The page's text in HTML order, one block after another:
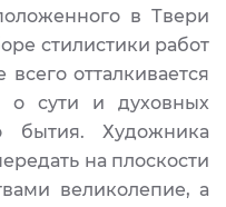
в Твери
стилистики работ
отталкивается
о сути и духовных
бытия. Художника
на плоскости
великолепие, а